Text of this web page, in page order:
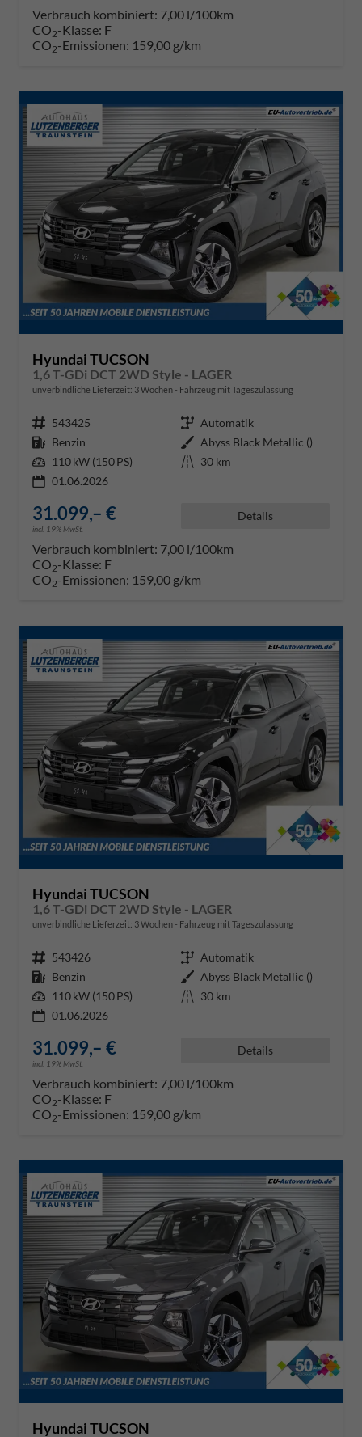
Verbrauch kombiniert: 7,00 l/100km
CO2-Klasse: F
CO2-Emissionen: 159,00 g/km
Hyundai TUCSON
1,6 T-GDi DCT 2WD Style - LAGER
unverbindliche Lieferzeit: 3 Wochen Fahrzeug mit Tageszulassung
Fahrzeugnr. 543425 Getriebe Automatik
Kraftstoff Benzin Außenfarbe Abyss Black Metallic ()
Leistung 110 kW (150 PS) Kilometerstand 30 km
01.06.2026
31.099,– €
incl. 19% MwSt.
Details
Verbrauch kombiniert: 7,00 l/100km
CO2-Klasse: F
CO2-Emissionen: 159,00 g/km
Hyundai TUCSON
1,6 T-GDi DCT 2WD Style - LAGER
unverbindliche Lieferzeit: 3 Wochen Fahrzeug mit Tageszulassung
Fahrzeugnr. 543426 Getriebe Automatik
Kraftstoff Benzin Außenfarbe Abyss Black Metallic ()
Leistung 110 kW (150 PS) Kilometerstand 30 km
01.06.2026
31.099,– €
incl. 19% MwSt.
Details
Verbrauch kombiniert: 7,00 l/100km
CO2-Klasse: F
CO2-Emissionen: 159,00 g/km
Hyundai TUCSON